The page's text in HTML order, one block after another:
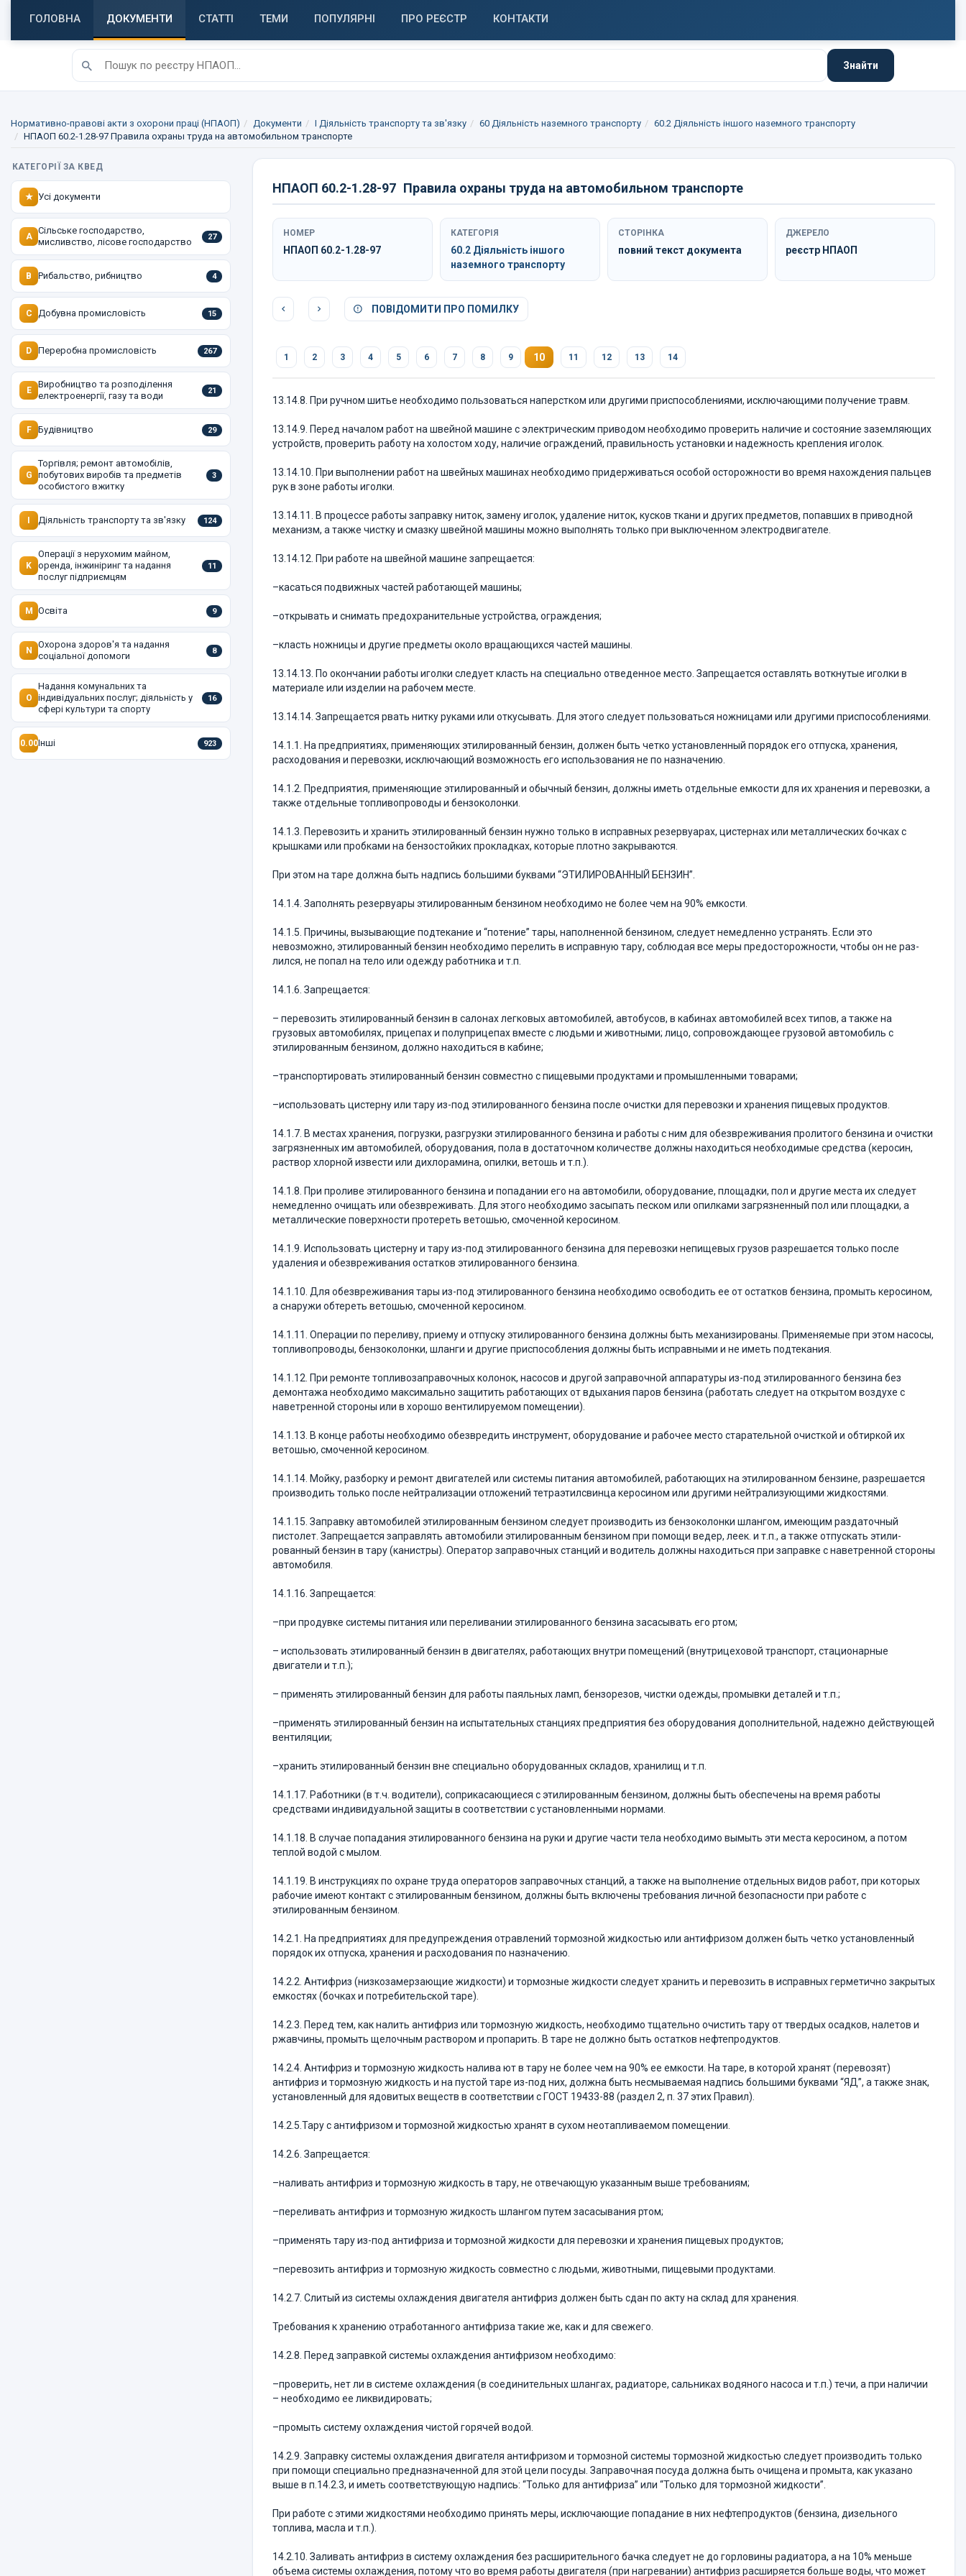
ГОЛОВНА ДОКУМЕНТИ СТАТТІ ТЕМИ ПОПУЛЯРНІ ПРО РЕЄСТР КОНТАКТИ
Знайти
Нормативно-правові акти з охорони праці (НПАОП) Документи I Діяльність транспорту та зв'язку 60 Діяльність наземного транспорту
60.2 Діяльність іншого наземного транспорту
НПАОП 60.2-1.28-97 Правила охраны труда на автомобильном транспорте
КАТЕГОРІЇ ЗА КВЕД
★ Усі документи
A
Сільське господарство,
мисливство, лісове господарство
27
B Рибальство, рибництво 4
C Добувна промисловість 15
D Переробна промисловість 267
E
Виробництво та розподілення
електроенергії, газу та води
21
F Будівництво 29
G
Торгівля; ремонт автомобілів,
побутових виробів та предметів
особистого вжитку
3
I Діяльність транспорту та зв'язку 124
K
Операції з нерухомим майном,
оренда, інжиніринг та надання
послуг підприємцям
11
M Освіта 9
N
Охорона здоров'я та надання
соціальної допомоги
8
O
Надання комунальних та
індивідуальних послуг; діяльність у
сфері культури та спорту
16
0.00Інші 923
НПАОП 60.2-1.28-97 Правила охраны труда на автомобильном транспорте
НОМЕР
НПАОП 60.2-1.28-97
КАТЕГОРІЯ
60.2 Діяльність іншого
наземного транспорту
СТОРІНКА
повний текст документа
ДЖЕРЕЛО
реєстр НПАОП
ПОВІДОМИТИ ПРО ПОМИЛКУ
1 2 3 4 5 6 7 8 9 10 11 12 13 14
13.14.8. При ручном шитье необходимо пользо­ваться наперстком или другими приспособлениями, исключающими получение травм.
13.14.9. Перед началом работ на швейной маши­не с электрическим приводом необходимо проверить наличие и состояние заземляющих
устройств, прове­рить работу на холостом ходу, наличие ограждений, правильность установки и надежность крепления иголок.
13.14.10. При выполнении работ на швейных машинах необходимо придерживаться особой осторож­ности во время нахождения пальцев
рук в зоне рабо­ты иголки.
13.14.11. В процессе работы заправку ниток, за­мену иголок, удаление ниток, кусков ткани и других предметов, попавших в приводной
механизм, а так­же чистку и смазку швейной машины можно выпол­нять только при выключенном электродвигателе.
13.14.12. При работе на швейной машине запре­щается:
–касаться подвижных частей работающей маши­ны;
–открывать и снимать предохранительные уст­рой­ства, ограждения;
–класть ножницы и другие предметы около вра­щающихся частей машины.
13.14.13. По окончании работы иголки следует класть на специально отведенное место. Запрещается оставлять воткнутые иголки в
материале или изде­лии на рабочем месте.
13.14.14. Запрещается рвать нитку руками или откусывать. Для этого следует пользоваться ножни­цами или другими приспособлениями.
14.1.1. На предприятиях, применяющих этили­рован­ный бензин, должен быть четко установленный порядок его отпуска, хранения,
расходования и пе­ревозки, исключающий возможность его использова­ния не по назначению.
14.1.2. Предприятия, применяющие этилирован­ный и обычный бензин, должны иметь отдельные емкости для их хранения и перевозки, а
также от­дельные топливопроводы и бензоколонки.
14.1.3. Перевозить и хранить этилированный бен­зин нужно только в исправных резервуарах, цистер­нах или металлических бочках с
крышками или пробками на бензостойких прокладках, которые плот­но закрываются.
При этом на таре должна быть надпись больши­ми буквами “ЭТИЛИРОВАННЫЙ БЕНЗИН”.
14.1.4. Заполнять резервуары этилированным бен­зином необходимо не более чем на 90% емкости.
14.1.5. Причины, вызывающие подтекание и “по­тение” тары, наполненной бензином, следует немед­ленно устранять. Если это
невозможно, этилирован­ный бензин необходимо перелить в исправную тару, соблюдая все меры предосторожности, чтобы он не раз­
лился, не попал на тело или одежду работника и т.п.
14.1.6. Запрещается:
– перевозить этилированный бензин в салонах легковых автомобилей, автобусов, в кабинах автомо­билей всех типов, а также на
грузовых автомоби­лях, прицепах и полуприцепах вместе с людьми и животными; лицо, сопровождающее грузовой автомо­биль с
этилированным бензином, должно находиться в кабине;
–транспортировать этилированный бензин совме­стно с пищевыми продуктами и промышленными товарами;
–использовать цистерну или тару из-под этили­рованного бензина после очистки для перевозки и хранения пищевых продуктов.
14.1.7. В местах хранения, погрузки, разгрузки этилированного бензина и работы с ним для обезвре­живания пролитого бензина и очистки
загрязненных им автомобилей, оборудования, пола в достаточном количестве должны находиться необходимые средства (керосин,
раствор хлорной извести или дихлорамина, опилки, ветошь и т.п.).
14.1.8. При проливе этилированного бензина и попадании его на автомобили, оборудование, площад­ки, пол и другие места их следует
немедленно очи­щать или обезвреживать. Для этого необходимо за­сыпать песком или опилками загрязненный пол или площадки, а
металлические поверхности протереть ве­тошью, смоченной керосином.
14.1.9. Использовать цистерну и тару из-под эти­лированного бензина для перевозки непищевых гру­зов разрешается только после
удаления и обезврежи­вания остатков этилированного бензина.
14.1.10. Для обезвреживания тары из-под этили­рованного бензина необходимо освободить ее от ос­татков бензина, промыть керосином,
а снаружи обте­реть ветошью, смоченной керосином.
14.1.11. Операции по переливу, приему и отпуску этилированного бензина должны быть механизирова­ны. Применяемые при этом насосы,
топливопроводы, бензоколонки, шланги и другие приспособления должны быть исправными и не иметь подтекания.
14.1.12. При ремонте топливозаправочных коло­нок, насосов и другой заправочной аппаратуры из-под этилированного бензина без
демонтажа необхо­димо максимально защитить работающих от вдыха­ния паров бензина (работать следует на открытом воз­духе с
наветренной стороны или в хорошо вентили­руемом помещении).
14.1.13. В конце работы необходимо обезвредить инструмент, оборудование и рабочее место старатель­ной очисткой и обтиркой их
ветошью, смоченной керосином.
14.1.14. Мойку, разборку и ремонт двигателей или системы питания автомобилей, работающих на эти­лированном бензине, разрешается
производить толь­ко после нейтрализации отложений тетраэтилсвинца керосином или другими нейтрализующими жидкостями.
14.1.15. Заправку автомобилей этилированным бензином следует производить из бензоколонки шлан­гом, имеющим раздаточный
пистолет. Запрещается заправлять автомобили этилированным бензином при помощи ведер, леек. и т.п., а также отпускать этили­
рованный бензин в тару (канистры). Оператор запра­вочных станций и водитель должны находиться при заправке с наветренной стороны
автомобиля.
14.1.16. Запрещается:
–при продувке системы питания или перелива­нии этилированного бензина засасывать его ртом;
– использовать этилированный бензин в двигате­лях, работающих внутри помещений (внутрицеховой транспорт, стационарные
двигатели и т.п.);
– применять этилированный бензин для работы паяльных ламп, бензорезов, чистки одежды, промыв­ки деталей и т.п.;
–применять этилированный бензин на испыта­тельных станциях предприятия без оборудования до­пол­ни­тельной, надежно действующей
вентиляции;
–хранить этилированный бензин вне специально оборудованных складов, хранилищ и т.п.
14.1.17. Работники (в т.ч. водители), соприкасаю­щиеся с этилированным бензином, должны быть обес­печены на время работы
средствами индивидуальной защиты в соответствии с установленными нормами.
14.1.18. В случае попадания этилированного бен­зина на руки и другие части тела необходимо вымыть эти места керосином, а потом
теплой водой с мылом.
14.1.19. В инструкциях по охране труда операто­ров заправочных станций, а также на выполнение отдельных видов работ, при которых
рабочие имеют контакт с этилированным бензином, должны быть включены требования личной безопасности при рабо­те с
этилированным бензином.
14.2.1. На предприятиях для предупреждения отравлений тормозной жидкостью или антифризом должен быть четко установленный
порядок их от­пуска, хранения и расходования по назначению.
14.2.2. Антифриз (низкозамерзающие жидкости) и тормозные жидкости следует хранить и перевозить в исправных герметично закрытых
емкостях (бочках и потребительской таре).
14.2.3. Перед тем, как налить антифриз или тор­мозную жидкость, необходимо тщательно очистить тару от твердых осадков, налетов и
ржавчины, про­мыть щелочным раствором и пропарить. В таре не должно быть остатков нефтепродуктов.
14.2.4. Антифриз и тормозную жидкость налива ют в тару не более чем на 90% ее емкости. На таре, в которой хранят (перевозят)
антифриз и тормозную жидкость и на пустой таре из-под них, должна быть несмываемая надпись большими буквами “ЯД”, а также знак,
установленный для ядовитых веществ в соответствии с ГОСТ 19433-88 (раздел 2, п. 37 этих Правил).
14.2.5.Тару с антифризом и тормозной жидко­стью хранят в сухом неотапливаемом помещении.
14.2.6. Запрещается:
–наливать антифриз и тормозную жидкость в тару, не отвечающую указанным выше требованиям;
–переливать антифриз и тормозную жидкость шлангом путем засасывания ртом;
–применять тару из-под антифриза и тормозной жидкости для перевозки и хранения пищевых про­дуктов;
–перевозить антифриз и тормозную жидкость совместно с людьми, животными, пищевыми продук­тами.
14.2.7. Слитый из системы охлаждения двигате­ля антифриз должен быть сдан по акту на склад для хранения.
Требования к хранению отработанного антифриза такие же, как и для свежего.
14.2.8. Перед заправкой системы охлаждения анти­фризом необходимо:
–проверить, нет ли в системе охлаждения (в со­единительных шлангах, радиаторе, сальниках водя­ного насоса и т.п.) течи, а при наличии
– необходи­мо ее ликвидировать;
–промыть систему охлаждения чистой горячей водой.
14.2.9. Заправку системы охлаждения двигателя антифризом и тормозной системы тормозной жидко­стью следует производить только
при помощи специ­ально предназначенной для этой цели посуды. Зап­равочная посуда должна быть очищена и промыта, как указано
выше в п.14.2.3, и иметь соответствую­щую надпись: “Только для антифриза” или “Только для тормозной жидкости”.
При работе с этими жидкостями необходимо при­нять меры, исключающие попадание в них нефтепро­дуктов (бензина, дизельного
топлива, масла и т.п.).
14.2.10. Заливать антифриз в систему охлажде­ния без расширительного бачка следует не до горло­вины радиатора, а на 10% меньше
объема системы охлаждения, потому что во время работы двигателя (при нагревании) антифриз расширяется больше воды, что может